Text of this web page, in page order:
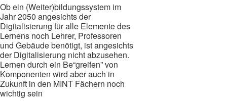
Ob ein (Weiter)bildungssystem im
Jahr 2050 angesichts der
Digitalisierung für alle Elemente des
Lernens noch Lehrer, Professoren
und Gebäude benötigt, ist angesichts
der Digitalisierung nicht abzusehen.
Lernen durch ein Be“greifen” von
Komponenten wird aber auch in
Zukunft in den MINT Fächern noch
wichtig sein